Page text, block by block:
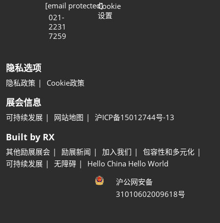
[email protected]
021-
2231
7259
Cookie
设置
隐私选项
隐私政策 Cookie政策
展会信息
可持续发展 网站地图 沪ICP备15012744号-13
Built by RX
其他励展展会 励展新闻 加入我们
包容性和多元化
可持续发展
无障碍
Hello China Hello World
沪公网安备
31010602009618号